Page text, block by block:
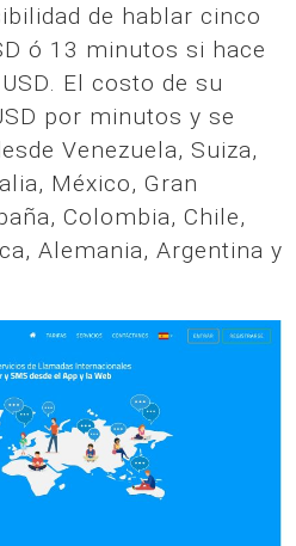
de hablar cinco
ó 13 minutos si hace
El costo de su
por minutos y se
Venezuela, Suiza,
México, Gran
Colombia, Chile,
Alemania, Argentina y